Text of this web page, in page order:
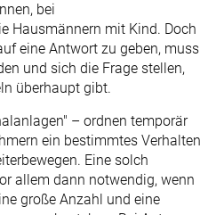
bei
Hausmännern mit Kind. Doch
eine Antwort zu geben, muss
und sich die Frage stellen,
überhaupt gibt.
– ordnen temporär
ein bestimmtes Verhalten
Eine solch
allem dann notwendig, wenn
große Anzahl und eine